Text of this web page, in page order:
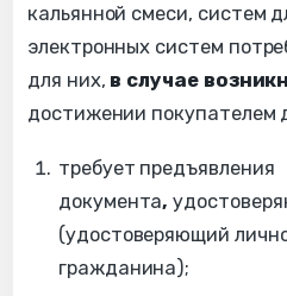
кальянной смеси, систем
электронных систем
для них, в случае
достижении покупателем
требует предъявления
документа,
(удостоверяющий
гражданина);